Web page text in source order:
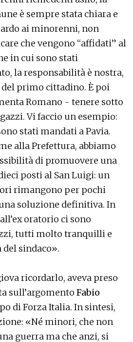
è sempre stata chiara e
ai minorenni, non
che vengono “affidati” al
in cui sono stati
la responsabilità è nostra,
primo cittadino. È poi
Romano - tenere sotto
Vi faccio un esempio:
stati mandati a Pavia.
alla Prefettura, abbiamo
di promuovere una
posti al San Luigi: un
rimangono per pochi
soluzione definitiva. In
oratorio ci sono
tutti molto tranquilli e
sindaco».
ricordarlo, aveva preso
sull’argomento Fabio
di Forza Italia. In sintesi,
«Né minori, che non
guerra ma che anzi, si